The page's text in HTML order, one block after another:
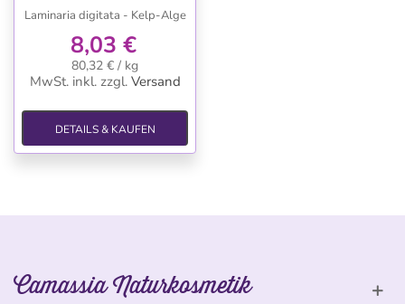
Laminaria digitata - Kelp-Alge
8,03 €
80,32 € / kg
MwSt. inkl. zzgl. Versand
DETAILS & KAUFEN
Camassia Naturkosmetik